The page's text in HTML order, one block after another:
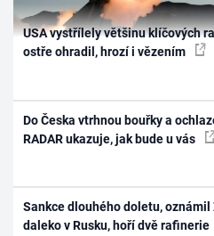
USA vystřílely většinu klíčových
ostře ohradil, hrozí i vězením
Do Česka vtrhnou bouřky a
RADAR ukazuje, jak bude u vás
Sankce dlouhého doletu,
daleko v Rusku, hoří dvě rafinerie